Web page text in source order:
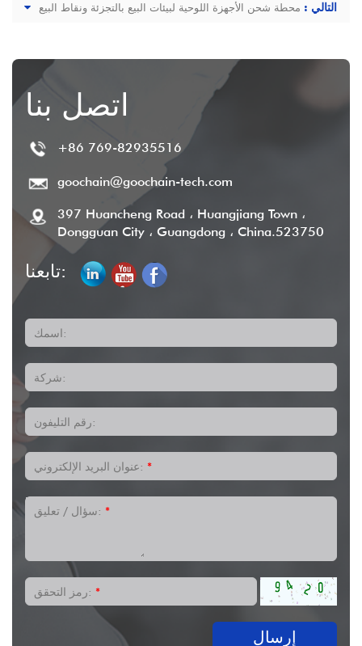
التالي : محطة شحن الأجهزة اللوحية لبيئات البيع بالتجزئة ونقاط البيع
اتصل بنا
+86 769-82935516
goochain@goochain-tech.com
397 Huancheng Road ، Huangjiang Town ،
Dongguan City ، Guangdong ، China.523750
تابعنا:
اسمك:
شركة:
رقم التليفون:
عنوان البريد الإلكتروني: *
سؤال / تعليق: *
رمز التحقق: *
إرسال